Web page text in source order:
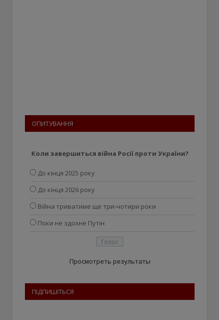
ОПИТУВАННЯ
Коли завершиться війна Росії проти України?
До кінця 2025 року
До кінця 2026 року
Війна триватиме ще три-чотири роки
Поки не здохне Путін
Просмотреть результаты
ПІДПИШІТЬСЯ